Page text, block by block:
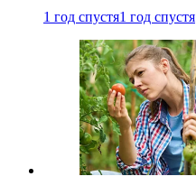
1 год спустя1 год спустя